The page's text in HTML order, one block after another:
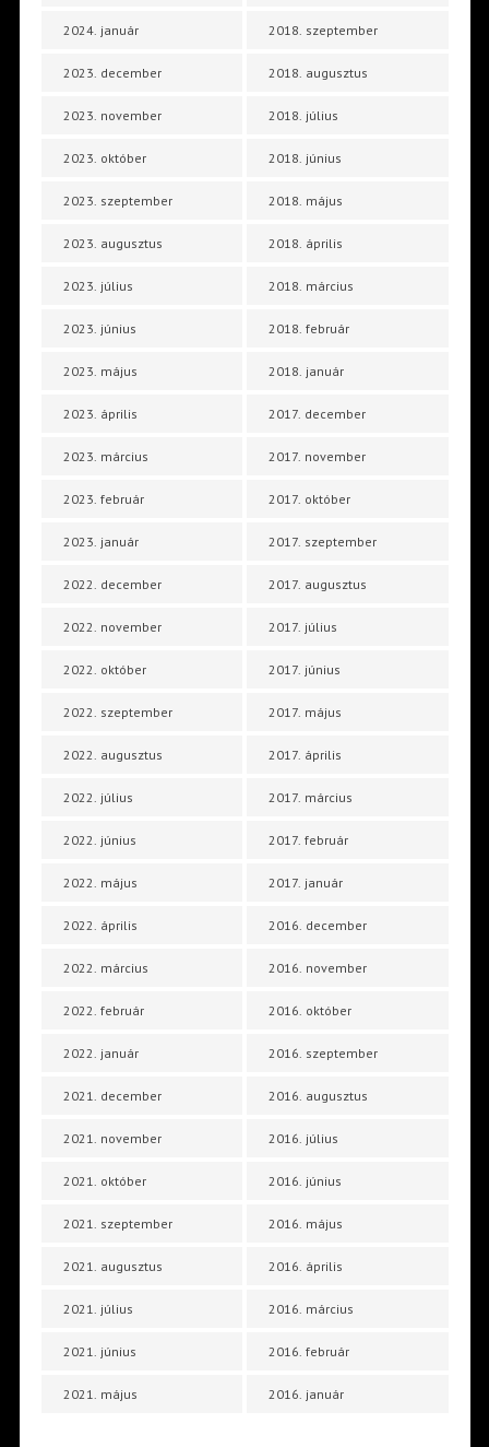
2024. január
2023. december
2023. november
2023. október
2023. szeptember
2023. augusztus
2023. július
2023. június
2023. május
2023. április
2023. március
2023. február
2023. január
2022. december
2022. november
2022. október
2022. szeptember
2022. augusztus
2022. július
2022. június
2022. május
2022. április
2022. március
2022. február
2022. január
2021. december
2021. november
2021. október
2021. szeptember
2021. augusztus
2021. július
2021. június
2021. május
2018. szeptember
2018. augusztus
2018. július
2018. június
2018. május
2018. április
2018. március
2018. február
2018. január
2017. december
2017. november
2017. október
2017. szeptember
2017. augusztus
2017. július
2017. június
2017. május
2017. április
2017. március
2017. február
2017. január
2016. december
2016. november
2016. október
2016. szeptember
2016. augusztus
2016. július
2016. június
2016. május
2016. április
2016. március
2016. február
2016. január